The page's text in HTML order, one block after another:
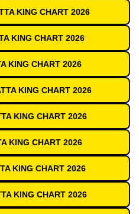
KING CHART 2026
KING CHART 2026
KING CHART 2026
KING CHART 2026
KING CHART 2026
KING CHART 2026
KING CHART 2026
KING CHART 2026